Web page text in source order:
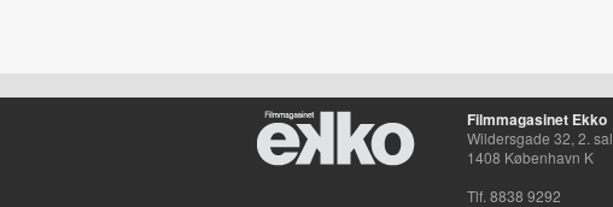
Filmmagasinet Ekko
Wildersgade 32, 2. sal
1408 København K
Tlf. 8838 9292